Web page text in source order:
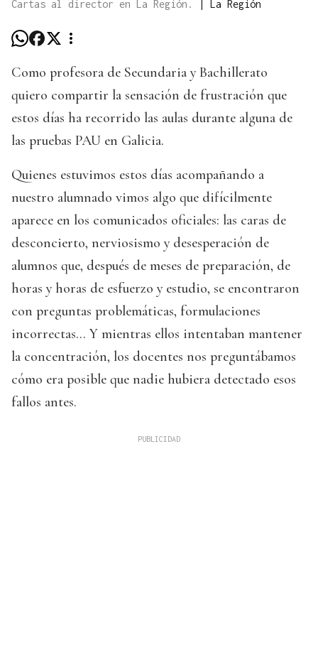
Cartas al director en La Región. | La Región
Como profesora de Secundaria y Bachillerato
quiero compartir la sensación de frustración que
estos días ha recorrido las aulas durante alguna de
las pruebas PAU en Galicia.
Quienes estuvimos estos días acompañando a
nuestro alumnado vimos algo que difícilmente
aparece en los comunicados oficiales: las caras de
desconcierto, nerviosismo y desesperación de
alumnos que, después de meses de preparación, de
horas y horas de esfuerzo y estudio, se encontraron
con preguntas problemáticas, formulaciones
incorrectas... Y mientras ellos intentaban mantener
la concentración, los docentes nos preguntábamos
cómo era posible que nadie hubiera detectado esos
fallos antes.